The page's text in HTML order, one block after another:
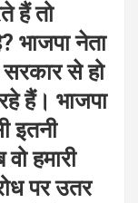
हैं तो
भाजपा नेता
से हो
हैं। भाजपा
इतनी
हमारी
पर उतर